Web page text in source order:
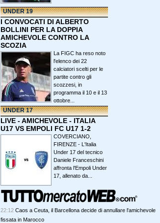
UNDER 19
I CONVOCATI DI ALBERTO
BOLLINI PER LA DOPPIA
AMICHEVOLE CONTRO LA
SCOZIA
La FIGC ha reso noto
l'elenco dei 22
calciatori scelti per le
partite contro gli
scozzesi, in
programma il 10 e il 13
ottobre...
UNDER 17
LIVE - AMICHEVOLE - ITALIA
U17 VS EMPOLI FC U17 1-2
COVERCIANO,
FIRENZE - L'Italia
Under 17 del tecnico
Daniele Franceschini
affronta l'Empoli Under
17, allenato da...
22:12 Caos a Ceuta, il Barcellona decide di annullare l'amichevole
fissata in Marocco